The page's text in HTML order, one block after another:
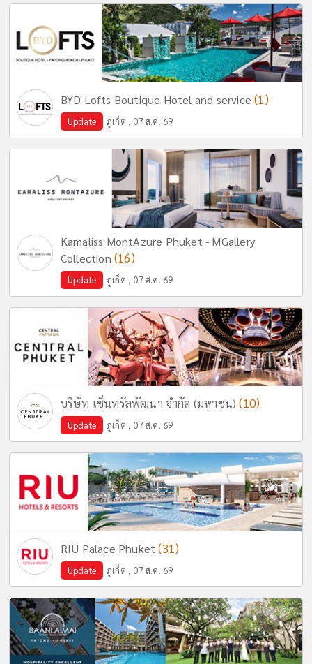
BYD Lofts Boutique Hotel and service(1)
Update ภูเก็ต , 07 ส.ค. 69
Kamaliss MontAzure Phuket - MGallery
Collection (16)
Update ภูเก็ต , 07 ส.ค. 69
บริษัท เซ็นทรัลพัฒนา จำกัด (มหาชน)(10)
Update ภูเก็ต , 07 ส.ค. 69
RIU Palace Phuket(31)
Update ภูเก็ต , 07 ส.ค. 69